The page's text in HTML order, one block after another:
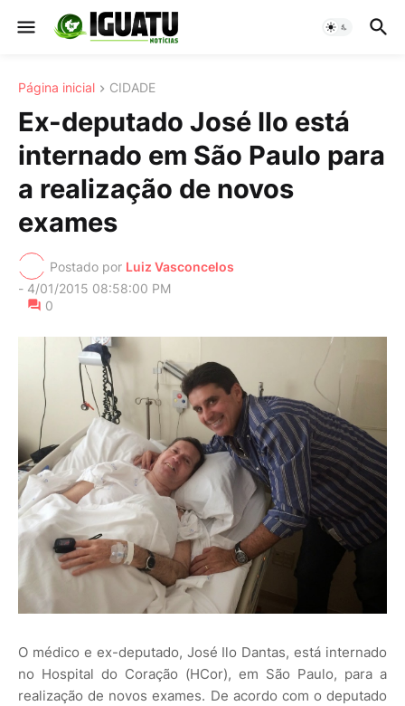
Página inicial CIDADE
Ex-deputado José Ilo está
internado em São Paulo para
a realização de novos
exames
Postado por Luiz Vasconcelos
- 4/01/2015 08:58:00 PM
0
O médico e ex-deputado, José Ilo Dantas, está internado
no Hospital do Coração (HCor), em São Paulo, para a
realização de novos exames. De acordo com o deputado